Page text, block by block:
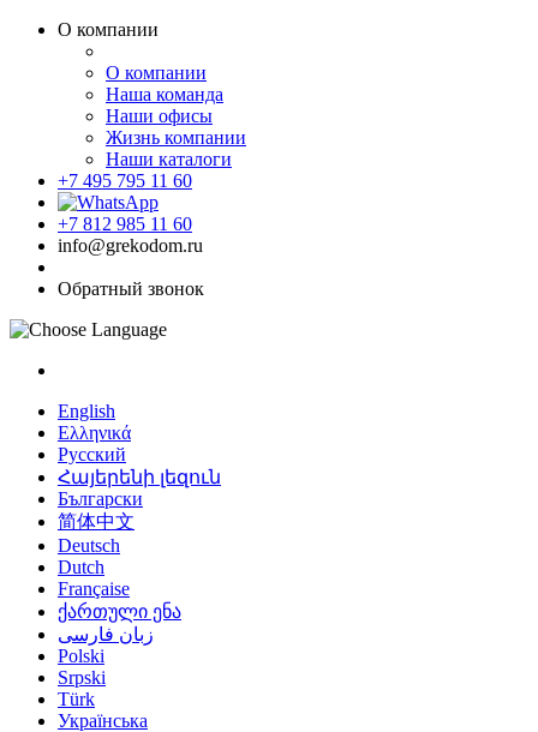
О компании
О компании
Наша команда
Наши офисы
Жизнь компании
Наши каталоги
+7 495 795 11 60
+7 812 985 11 60
info@grekodom.ru
Обратный звонок
English
Ελληνικά
Русский
Հայերենի լեզուն
Български
简体中文
Deutsch
Dutch
Française
ქართული ენა
زبان فارسی
Polski
Srpski
Türk
Українська